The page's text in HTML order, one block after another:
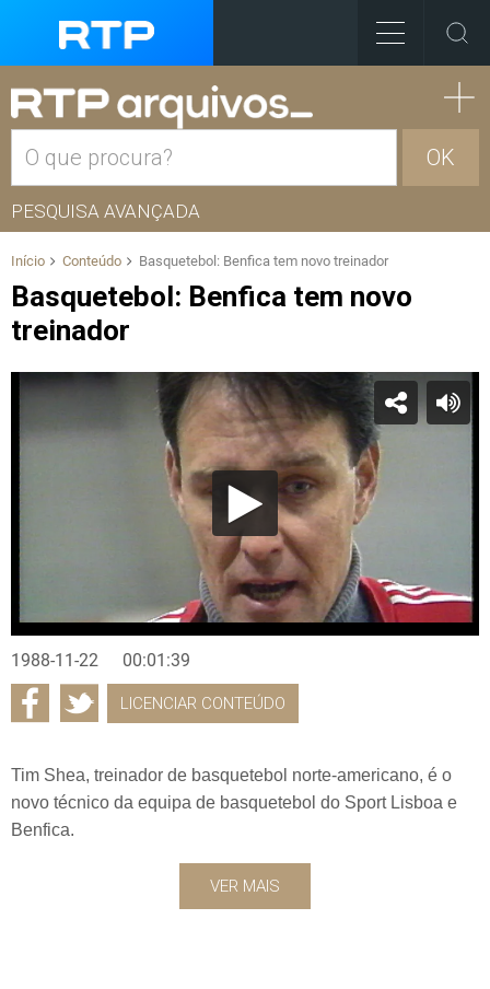
OK
PESQUISA AVANÇADA
Início Conteúdo Basquetebol: Benfica tem novo treinador
Basquetebol: Benfica tem novo
treinador
1988-11-22 00:01:39
LICENCIAR CONTEÚDO
Tim Shea, treinador de basquetebol norte-americano, é o
novo técnico da equipa de basquetebol do Sport Lisboa e
Benfica.
VER MAIS